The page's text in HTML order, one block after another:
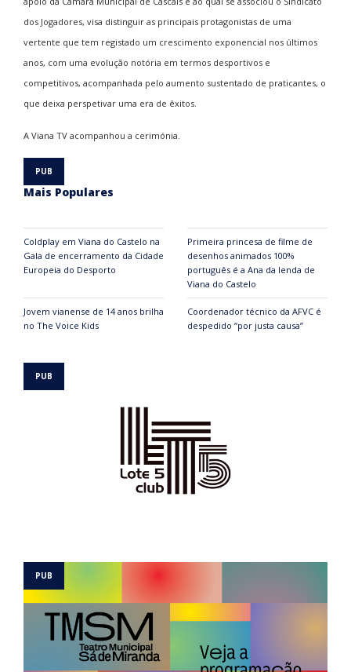
dos Jogadores, visa distinguir as principais protagonistas de uma
vertente que tem registado um crescimento exponencial nos últimos
anos, com uma evolução notória em termos desportivos e
competitivos, acompanhada pelo aumento sustentado de praticantes, o
que deixa perspetivar uma era de êxitos.
A Viana TV acompanhou a cerimónia.
Mais Populares
Coldplay em Viana do Castelo na
Gala de encerramento da Cidade
Europeia do Desporto
Primeira princesa de filme de
desenhos animados 100%
português é a Ana da lenda de
Viana do Castelo
Jovem vianense de 14 anos brilha
no The Voice Kids
Coordenador técnico da AFVC é
despedido “por justa causa”